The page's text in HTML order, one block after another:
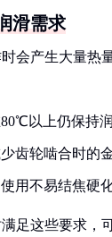
滑需求
会产生大量热
80℃以上仍保持
少齿轮啮合时的
使用不易结焦硬
足这些要求，